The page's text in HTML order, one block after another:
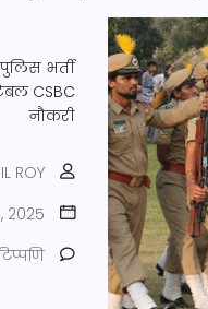
भर्ती
CSBC
नौकरी
ROY
2025